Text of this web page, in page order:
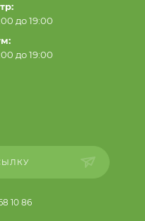
до 19:00
до 19:00
10 86